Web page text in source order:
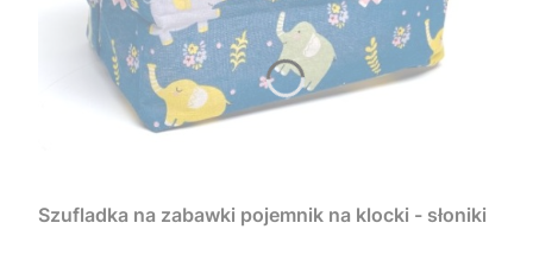
Szufladka na zabawki pojemnik na klocki - słoniki